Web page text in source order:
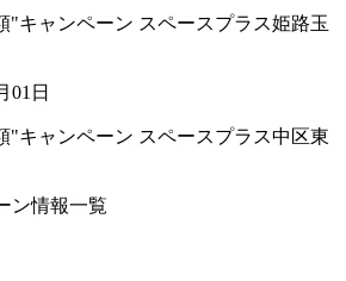
"キャンペーン スペースプラス姫路玉
01日
"キャンペーン スペースプラス中区東
ン情報一覧